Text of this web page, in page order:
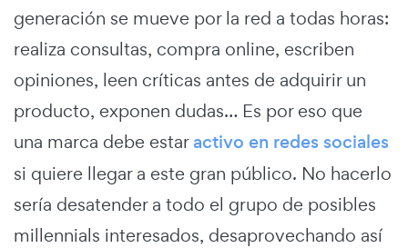
generación se mueve por la red a todas horas:
realiza consultas, compra online, escriben
opiniones, leen críticas antes de adquirir un
producto, exponen dudas… Es por eso que
una marca debe estaractivo en redes sociales
si quiere llegar a este gran público. No hacerlo
sería desatender a todo el grupo de posibles
millennials interesados, desaprovechando así